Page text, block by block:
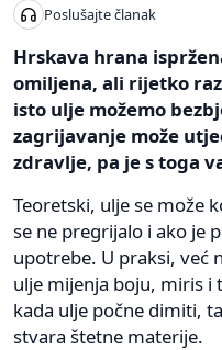
Poslušajte članak
Hrskava hrana
omiljena, ali rijetko
isto ulje možemo
zagrijavanje može
zdravlje, pa je s toga
Teoretski, ulje se može
se ne pregrijalo i ako je
upotrebe. U praksi, već
ulje mijenja boju, miris i
kada ulje počne dimiti,
stvara štetne materije.